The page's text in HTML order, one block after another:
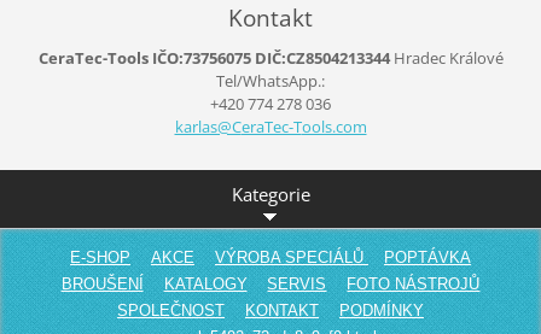
Kontakt
CeraTec-Tools IČO:73756075 DIČ:CZ8504213344Hradec Králové
Tel/WhatsApp.:
+420 774 278 036
karlas@CeraTec-Tools.com
Kategorie
E-SHOP AKCE VÝROBA SPECIÁLŮ
POPTÁVKA
BROUŠENÍ
KATALOGY SERVIS
FOTO NÁSTROJŮ
SPOLEČNOST
KONTAKT
PODMÍNKY